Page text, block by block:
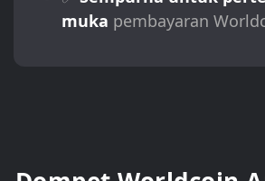
muka pembayaran